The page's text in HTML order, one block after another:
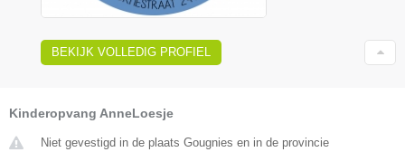
BEKIJK VOLLEDIG PROFIEL
Kinderopvang AnneLoesje
Niet gevestigd in de plaats Gougnies en in de provincie